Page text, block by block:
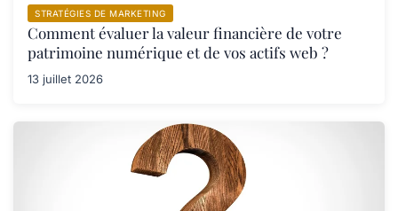
STRATÉGIES DE MARKETING
Comment évaluer la valeur financière de votre
patrimoine numérique et de vos actifs web ?
13 juillet 2026